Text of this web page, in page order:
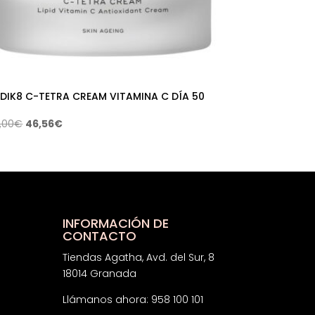
C-TETRA CREAM VITAMINA C DÍA 50
€ El
era:
46,56€El
es:
INFORMACIÓN DE
CONTACTO
Tiendas Agatha, Avd. del Sur, 8
18014 Granada
Llámanos ahora: 958 100 101